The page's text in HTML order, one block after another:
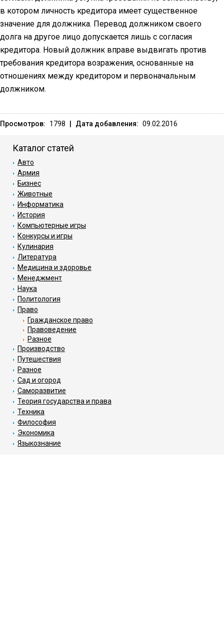
в котором личность кредитора имеет существенное
значение для должника. Перевод должником своего
долга на другое лицо допускается лишь с согласия
кредитора. Новый должник вправе выдвигать против
требования кредитора возражения, основанные на
отношениях между кредитором и первоначальным
должником.
Просмотров: 1798 Дата добавления: 09.02.2016
Каталог статей
Авто
Армия
Бизнес
Животные
Информатика
История
Компьютерные игры
Конкурсы и игры
Кулинария
Литература
Медицина и здоровье
Менеджмент
Наука
Политология
Право
Гражданское право
Правоведение
Разное
Производство
Путешествия
Разное
Сад и огород
Саморазвитие
Теория государства и права
Техника
Философия
Экономика
Языкознание